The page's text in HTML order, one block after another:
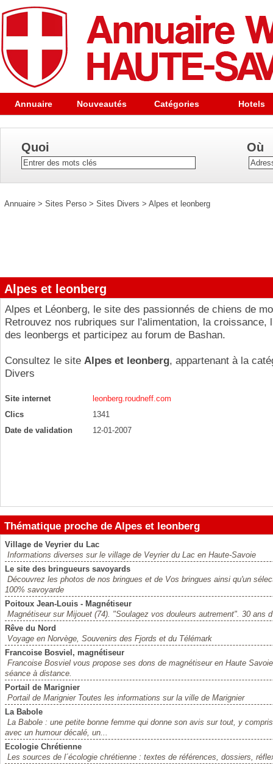
Annuaire Nouveautés Catégories Hotels
Quoi Où
Annuaire > Sites Perso > Sites Divers > Alpes et leonberg
Alpes et leonberg
Alpes et Léonberg, le site des passionnés de chiens de
Retrouvez nos rubriques sur l'alimentation, la croissance,
des leonbergs et participez au forum de Bashan.
Consultez le site Alpes et leonberg, appartenant à la
Divers
Site internet
leonberg.roudneff.com
Clics
1341
Date de validation
12-01-2007
Thématique proche de Alpes et leonberg
Village de Veyrier du Lac
Informations diverses sur le village de Veyrier du Lac en Haute-Savoie
Le site des bringueurs savoyards
Découvrez les photos de nos bringues et de Vos bringues ainsi qu'un
100% savoyarde
Poitoux Jean-Louis - Magnétiseur
Magnétiseur sur Mijouet (74). "Soulagez vos douleurs autrement". 30 ans
Rêve du Nord
Voyage en Norvège, Souvenirs des Fjords et du Télémark
Francoise Bosviel, magnétiseur
Francoise Bosviel vous propose ses dons de magnétiseur en Haute
séance à distance.
Portail de Marignier
Portail de Marignier Toutes les informations sur la ville de Marignier
La Babole
La Babole : une petite bonne femme qui donne son avis sur tout, y
avec un humour décalé, un...
Ecologie Chrétienne
Les sources de l´écologie chrétienne : textes de références, dossiers,